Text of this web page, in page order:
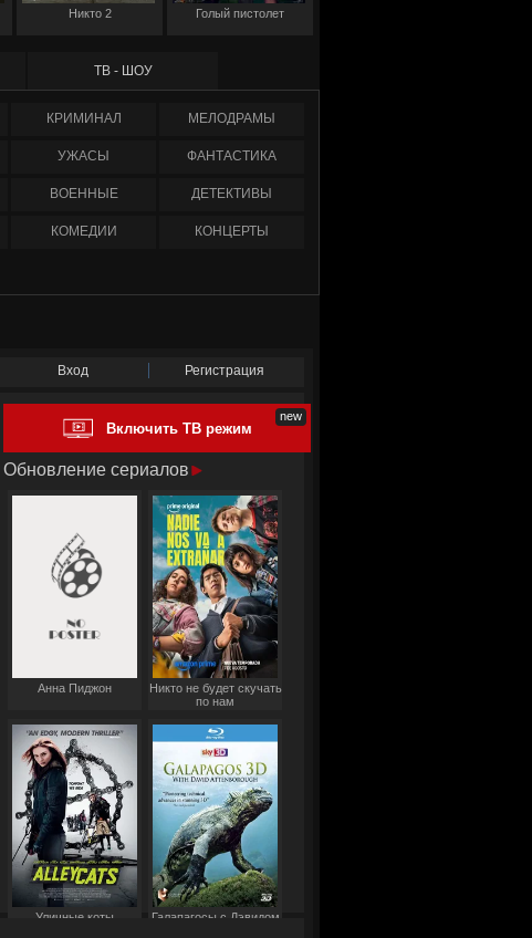
Никто 2 Голый пистолет
ТВ - ШОУ
КРИМИНАЛ МЕЛОДРАМЫ
УЖАСЫ ФАНТАСТИКА
ВОЕННЫЕ ДЕТЕКТИВЫ
КОМЕДИИ КОНЦЕРТЫ
Вход Регистрация
Включить ТВ режим
Обновление сериалов
Анна Пиджон
Никто не будет скучать
по нам
Уличные коты
Галапагосы с Дэвидом